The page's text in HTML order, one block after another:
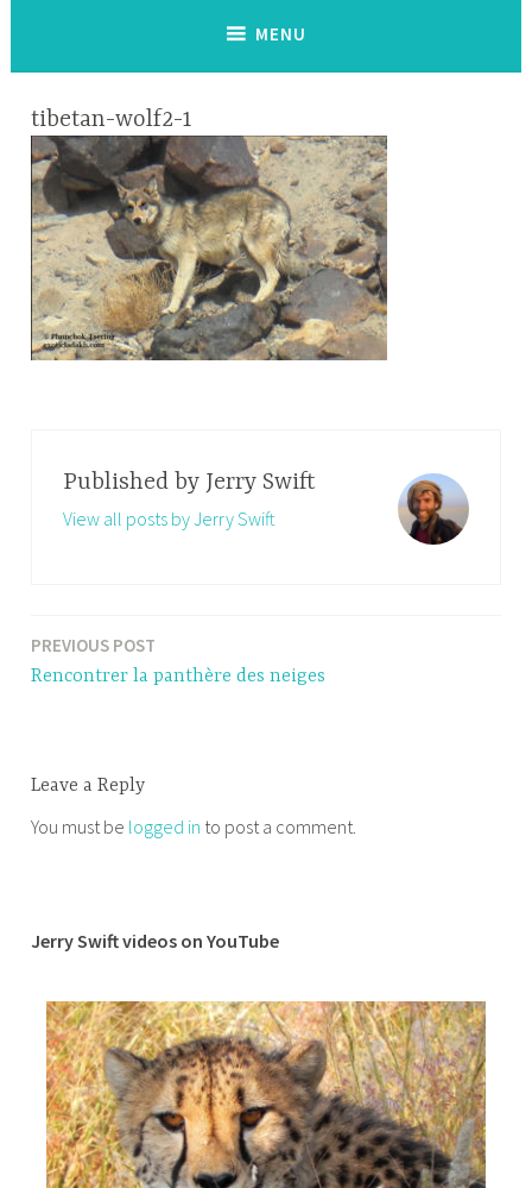
MENU
tibetan-wolf2-1
Published by Jerry Swift
View all posts by Jerry Swift
Post
PREVIOUS POST
Rencontrer la panthère des neiges
Leave a Reply
You must be logged in to post a comment.
Jerry Swift videos on YouTube